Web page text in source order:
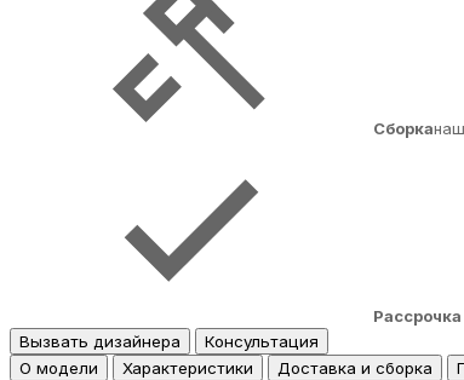
Сборка
Вызвать дизайнера
Консультация
О модели
Характеристики Доставка и сборка